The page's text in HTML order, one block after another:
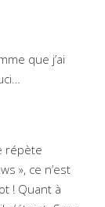
que j’ai
répète
», ce n’est
! Quant à